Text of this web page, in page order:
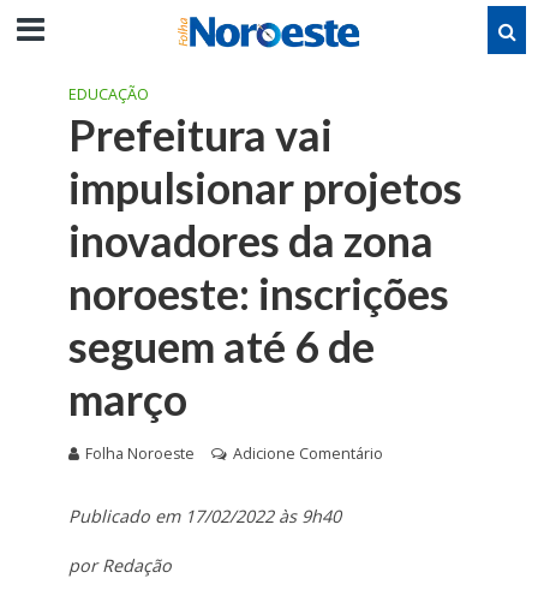
EDUCAÇÃO
Prefeitura vai
impulsionar projetos
inovadores da zona
noroeste: inscrições
seguem até 6 de
março
Folha Noroeste Adicione Comentário
Publicado em 17/02/2022 às 9h40
por Redação